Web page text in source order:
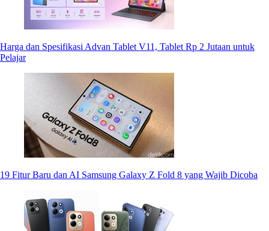
Harga dan Spesifikasi Advan Tablet V11, Tablet Rp 2 Jutaan untuk
Pelajar
19 Fitur Baru dan AI Samsung Galaxy Z Fold 8 yang Wajib Dicoba